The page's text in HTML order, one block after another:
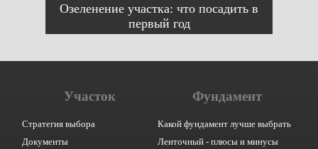
Озеленение участка: что посадить в
первый год
Участок
Стратегия выбора
Документы
Фундамент
Какой фундамент лучше выбрать
Ленточный - плюсы и минусы